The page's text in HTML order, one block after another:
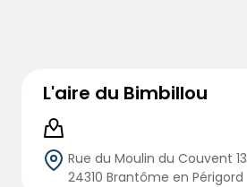
L'aire du Bimbillou
Rue du Moulin du Couvent 13
24310 Brantôme en Périgord